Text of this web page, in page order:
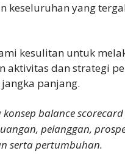
keseluruhan yang
kesulitan untuk
aktivitas dan strategi
panjang.
balance scorecard
pelanggan,
serta pertumbuhan.